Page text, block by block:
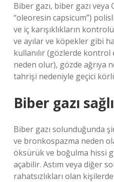
Biber gazı, biber gazı veya
“oleoresin capsicum”)
ve iç karışıklıkların
ve ayılar ve köpekler gibi
kullanılır (gözlerde kontrol
neden olur), gözde ağrıya
tahrişi nedeniyle geçici
Biber gazı
Biber gazı solunduğunda
ve bronkospazma neden
öksürük ve boğulma hissi
açabilir. Astım veya diğer
rahatsızlıkları olan